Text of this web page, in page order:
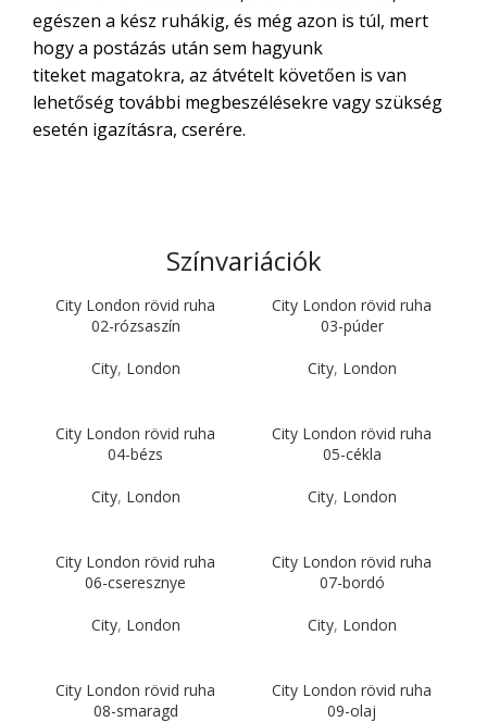
egészen a kész ruhákig, és még azon is túl, mert
hogy a postázás után sem hagyunk
titeket magatokra, az átvételt követően is van
lehetőség további megbeszélésekre vagy szükség
esetén igazításra, cserére.
Színvariációk
City London rövid ruha
02-rózsaszín
City, London
City London rövid ruha
03-púder
City, London
City London rövid ruha
04-bézs
City, London
City London rövid ruha
05-cékla
City, London
City London rövid ruha
06-cseresznye
City, London
City London rövid ruha
07-bordó
City, London
City London rövid ruha
08-smaragd
City London rövid ruha
09-olaj